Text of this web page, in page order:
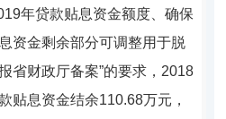
年贷款贴息资金额度、确保
资金剩余部分可调整用于脱
省财政厅备案”的要求，2018
贴息资金结余110.68万元，